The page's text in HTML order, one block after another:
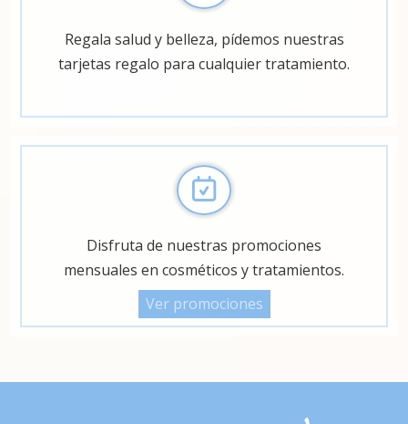
Regala salud y belleza, pídemos nuestras
tarjetas regalo para cualquier tratamiento.
Disfruta de nuestras promociones
mensuales en cosméticos y tratamientos.
Ver promociones